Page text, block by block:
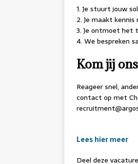
1. Je stuurt jouw
2. Je maakt
3. Je ontmoet het
4. We bespreken
Kom jij
Reageer snel,
contact op met
Lees hier meer
Deel deze